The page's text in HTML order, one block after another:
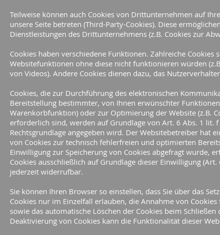
Teilweise können auch Cookies von Drittunternehmen auf
unsere Seite betreten (Third-Party-Cookies). Diese
Dienstleistungen des Drittunternehmens (z.B. Cookies zur
Cookies haben verschiedene Funktionen. Zahlreiche
Websitefunktionen ohne diese nicht funktionieren würden
von Videos). Andere Cookies dienen dazu, das
Cookies, die zur Durchführung des elektronischen
Bereitstellung bestimmter, von Ihnen erwünschter
Warenkorbfunktion) oder zur Optimierung der Website (z.B.
erforderlich sind, werden auf Grundlage von Art. 6 Abs. 1 lit.
Rechtsgrundlage angegeben wird. Der Websitebetreiber hat
von Cookies zur technisch fehlerfreien und optimierten
Einwilligung zur Speicherung von Cookies abgefragt wurde,
Cookies ausschließlich auf Grundlage dieser Einwilligung
jederzeit widerrufbar.
Sie können Ihren Browser so einstellen, dass Sie über das
Cookies nur im Einzelfall erlauben, die Annahme von
sowie das automatische Löschen der Cookies beim
Deaktivierung von Cookies kann die Funktionalität dieser